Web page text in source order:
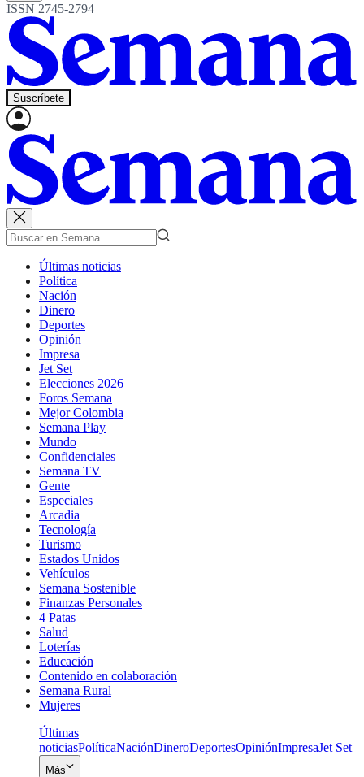
ISSN 2745-2794
Suscríbete
Últimas noticias
Política
Nación
Dinero
Deportes
Opinión
Impresa
Jet Set
Elecciones 2026
Foros Semana
Mejor Colombia
Semana Play
Mundo
Confidenciales
Semana TV
Gente
Especiales
Arcadia
Tecnología
Turismo
Estados Unidos
Vehículos
Semana Sostenible
Finanzas Personales
4 Patas
Salud
Loterías
Educación
Contenido en colaboración
Semana Rural
Mujeres
Últimas
noticiasPolíticaNaciónDineroDeportesOpiniónImpresaJet Set
Más